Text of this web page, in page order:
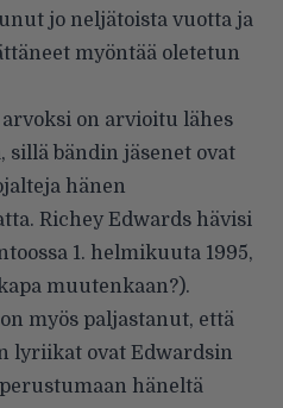
jo neljätoista vuotta ja
myöntää oletetun
on arvioitu lähes
sillä bändin jäsenet ovat
hänen
Richey Edwards hävisi
1. helmikuuta 1995,
muutenkaan?).
myös paljastanut, että
lyriikat ovat Edwardsin
häneltä